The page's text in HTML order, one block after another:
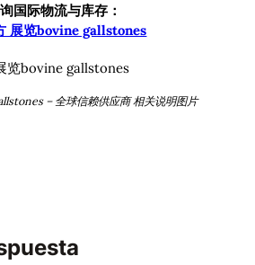
国际物流与库存：
展览bovine gallstones
– 全球信赖供应商 相关说明图片